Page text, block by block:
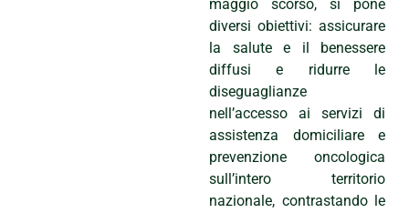
maggio scorso, si pone
diversi obiettivi: assicurare
la salute e il benessere
diffusi e ridurre le
diseguaglianze
nell’accesso ai servizi di
assistenza domiciliare e
prevenzione oncologica
sull’intero territorio
nazionale, contrastando le